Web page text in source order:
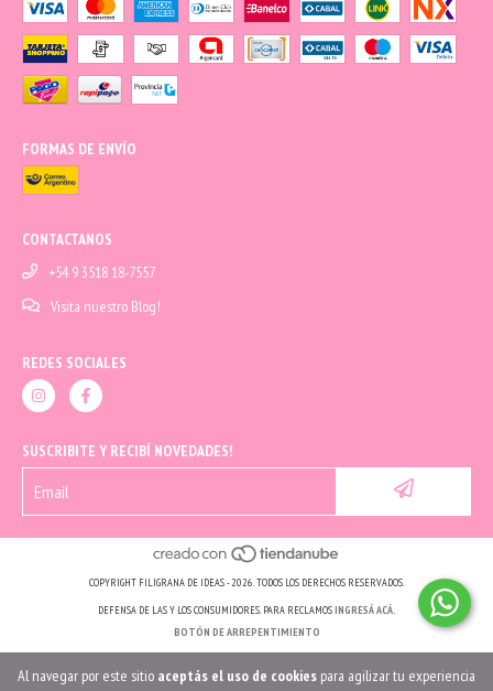
Al navegar por este sitio aceptás el uso de cookies para agilizar tu experiencia
FORMAS DE ENVÍO
CONTACTANOS
+54 9 3518 18-7557
Visita nuestro Blog!
REDES SOCIALES
SUSCRIBITE Y RECIBÍ NOVEDADES!
COPYRIGHT FILIGRANA DE IDEAS - 2026. TODOS LOS DERECHOS RESERVADOS.
DEFENSA DE LAS Y LOS CONSUMIDORES. PARA RECLAMOSINGRESÁ ACÁ.
BOTÓN DE ARREPENTIMIENTO